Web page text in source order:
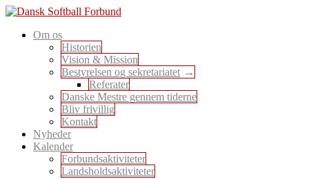
Skip
content
Dansk Softball Forbund
En sport for alle
Om os
Historien
Vision & Mission
Bestyrelsen og sekretariatet
Referater
Danske Mestre gennem tiderne
Bliv frivillig
Kontakt
Nyheder
Kalender
Forbundsaktiviteter
Landsholdsaktiviteter